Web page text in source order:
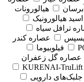
هیالورونات
اسید هیالورونیک
ترافل سیاه
عصاره کندر
فیلوبیوما
عصاره گل زعفران
دارویی